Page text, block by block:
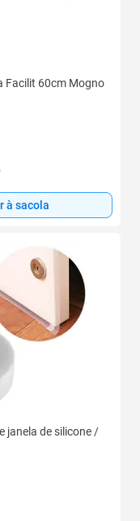
Facilit 60cm Mogno
à sacola
janela de silicone /